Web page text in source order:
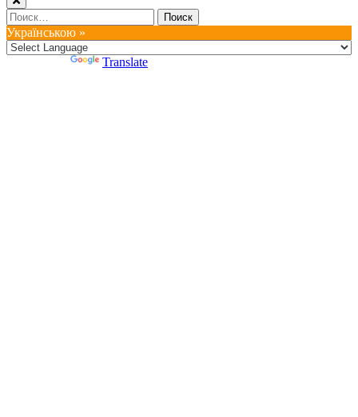
Найти:
Українською »
Translate